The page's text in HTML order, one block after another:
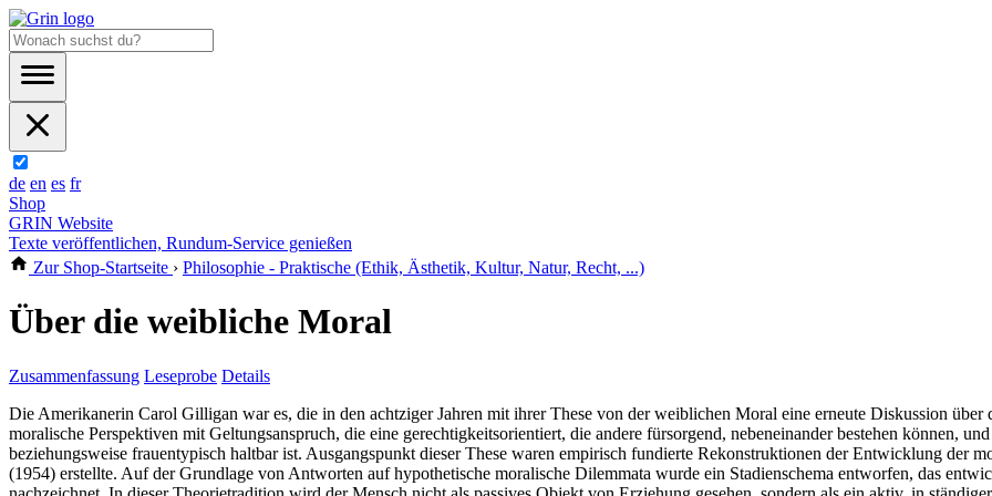
de en es fr
Shop
GRIN Website
Texte veröffentlichen, Rundum-Service genießen
Zur Shop-Startseite › Philosophie - Praktische (Ethik, Ästhetik, Kultur, Natur, Recht, ...)
Über die weibliche Moral
Zusammenfassung Leseprobe Details
Die Amerikanerin Carol Gilligan war es, die in den achtziger Jahren mit ihrer These von der weiblichen Moral eine erneute Diskussion
moralische Perspektiven mit Geltungsanspruch, die eine gerechtigkeitsorientiert, die andere fürsorgend, nebeneinander bestehen können,
beziehungsweise frauentypisch haltbar ist. Ausgangspunkt dieser These waren empirisch fundierte Rekonstruktionen der Entwicklung der
(1954) erstellte. Auf der Grundlage von Antworten auf hypothetische moralische Dilemmata wurde ein Stadienschema entworfen, das